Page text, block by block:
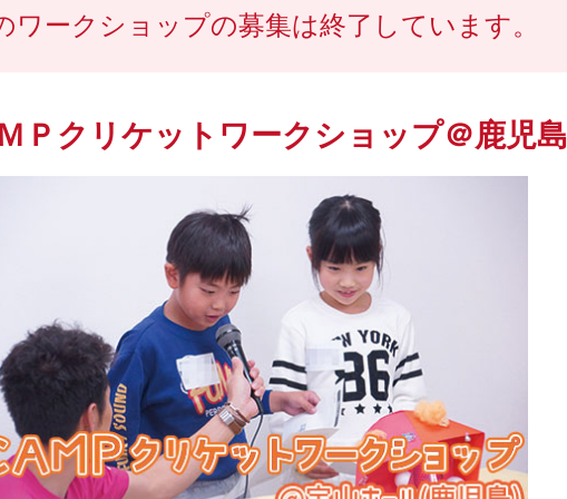
ワークショップの募集は終了しています。
Ｐクリケットワークショップ＠鹿児島